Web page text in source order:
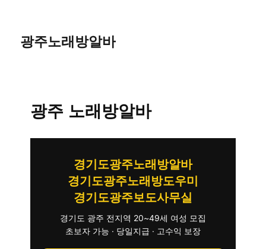
광주노래방알바
광주 노래방알바
경기도광주노래방알바
경기도광주노래방도우미
경기도광주보도사무실
경기도 광주 전지역 20~49세 여성 모집
초보자 가능 · 당일지급 · 고수익 보장